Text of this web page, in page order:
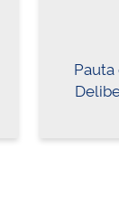
Pauta